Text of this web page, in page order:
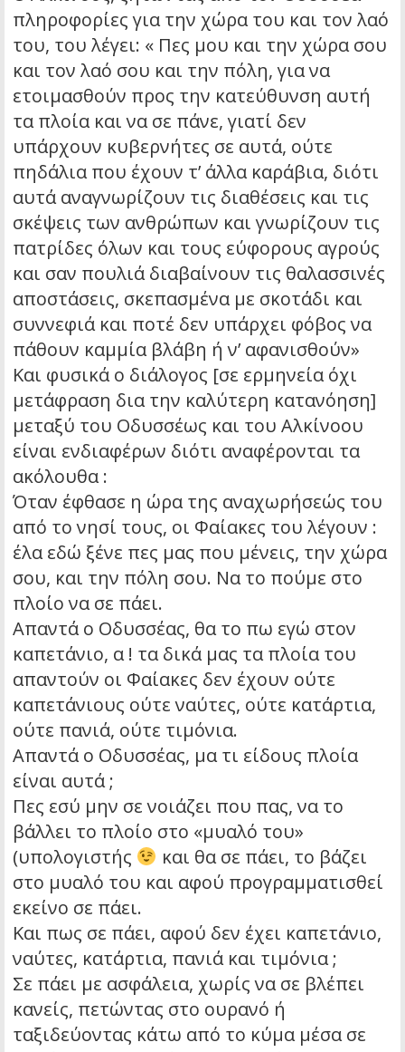
πληροφορίες για την χώρα του και τον λαό
του, του λέγει: « Πες μου και την χώρα σου
και τον λαό σου και την πόλη, για να
ετοιμασθούν προς την κατεύθυνση αυτή
τα πλοία και να σε πάνε, γιατί δεν
υπάρχουν κυβερνήτες σε αυτά, ούτε
πηδάλια που έχουν τ’ άλλα καράβια, διότι
αυτά αναγνωρίζουν τις διαθέσεις και τις
σκέψεις των ανθρώπων και γνωρίζουν τις
πατρίδες όλων και τους εύφορους αγρούς
και σαν πουλιά διαβαίνουν τις θαλασσινές
αποστάσεις, σκεπασμένα με σκοτάδι και
συννεφιά και ποτέ δεν υπάρχει φόβος να
πάθουν καμμία βλάβη ή ν’ αφανισθούν»
Και φυσικά ο διάλογος [σε ερμηνεία όχι
μετάφραση δια την καλύτερη κατανόηση]
μεταξύ του Οδυσσέως και του Αλκίνοου
είναι ενδιαφέρων διότι αναφέρονται τα
ακόλουθα :
Όταν έφθασε η ώρα της αναχωρήσεώς του
από το νησί τους, οι Φαίακες του λέγουν :
έλα εδώ ξένε πες μας που μένεις, την χώρα
σου, και την πόλη σου. Να το πούμε στο
πλοίο να σε πάει.
Απαντά ο Οδυσσέας, θα το πω εγώ στον
καπετάνιο, α ! τα δικά μας τα πλοία του
απαντούν οι Φαίακες δεν έχουν ούτε
καπετάνιους ούτε ναύτες, ούτε κατάρτια,
ούτε πανιά, ούτε τιμόνια.
Απαντά ο Οδυσσέας, μα τι είδους πλοία
είναι αυτά ;
Πες εσύ μην σε νοιάζει που πας, να το
βάλλει το πλοίο στο «μυαλό του»
(υπολογιστής
και θα σε πάει, το βάζει
στο μυαλό του και αφού προγραμματισθεί
εκείνο σε πάει.
Και πως σε πάει, αφού δεν έχει καπετάνιο,
ναύτες, κατάρτια, πανιά και τιμόνια ;
Σε πάει με ασφάλεια, χωρίς να σε βλέπει
κανείς, πετώντας στο ουρανό ή
ταξιδεύοντας κάτω από το κύμα μέσα σε